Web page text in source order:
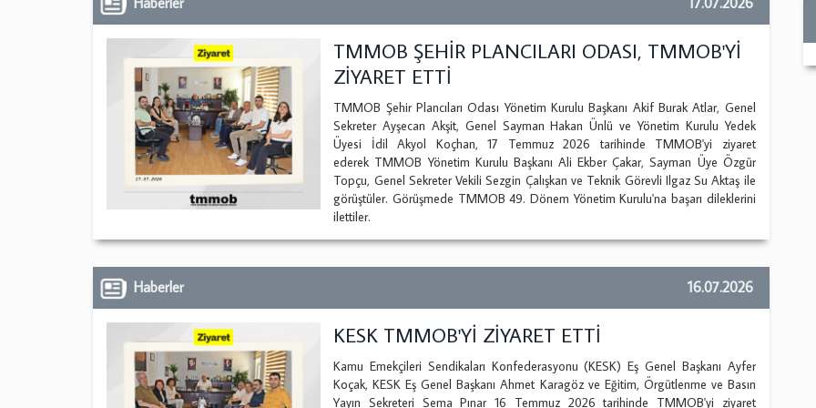
TMMOB ŞEHİR PLANCILARI ODASI, TMMOB'Yİ
ZİYARET ETTİ
TMMOB Şehir Plancıları Odası Yönetim Kurulu Başkanı Akif Burak Atlar, Genel
Sekreter Ayşecan Akşit, Genel Sayman Hakan Ünlü ve Yönetim Kurulu Yedek
Üyesi İdil Akyol Koçhan, 17 Temmuz 2026 tarihinde TMMOB'yi ziyaret
ederek TMMOB Yönetim Kurulu Başkanı Ali Ekber Çakar, Sayman Üye Özgür
Topçu, Genel Sekreter Vekili Sezgin Çalışkan ve Teknik Görevli Ilgaz Su Aktaş ile
görüştüler. Görüşmede TMMOB 49. Dönem Yönetim Kurulu'na başarı dileklerini
ilettiler.
Haberler 16.07.2026
KESK TMMOB'Yİ ZİYARET ETTİ
Kamu Emekçileri Sendikaları Konfederasyonu (KESK) Eş Genel Başkanı Ayfer
Koçak, KESK Eş Genel Başkanı Ahmet Karagöz ve Eğitim, Örgütlenme ve Basın
Yayın Sekreteri Sema Pınar 16 Temmuz 2026 tarihinde TMMOB'yi ziyaret